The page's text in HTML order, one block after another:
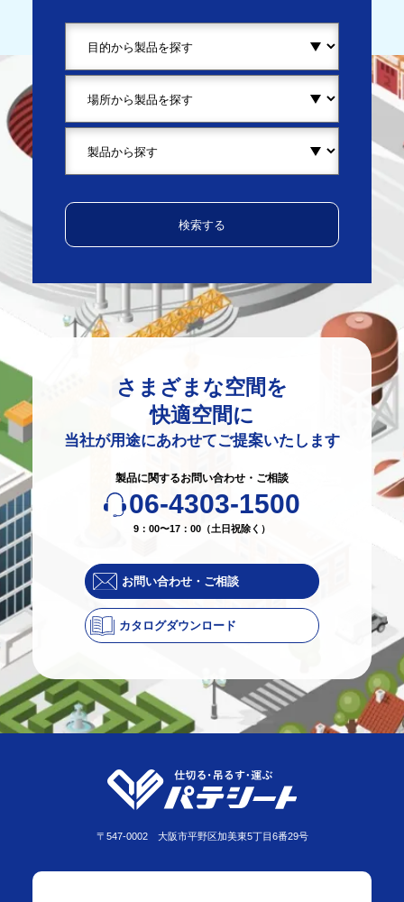
さまざまな空間を
快適空間に
当社が用途にあわせてご提案いたします
製品に関するお問い合わせ・ご相談
06-4303-1500
9：00〜17：00（土日祝除く）
お問い合わせ・ご相談
カタログダウンロード
〒547-0002 大阪市平野区加美東5丁目6番29号